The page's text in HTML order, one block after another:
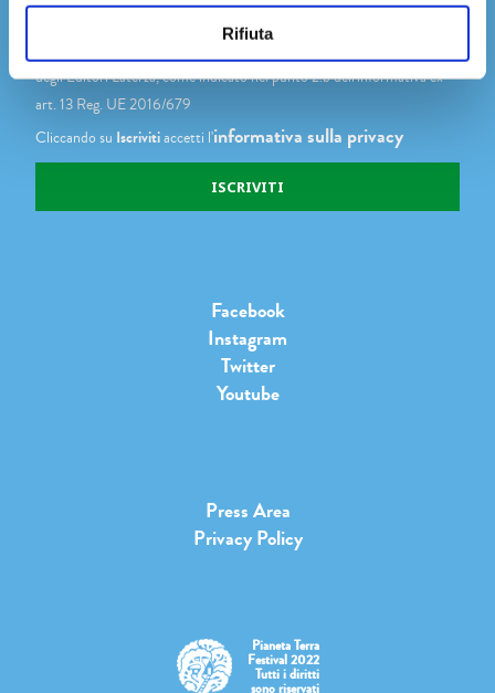
Rifiuta
Dichiaro di avere più di 14 anni
degli Editori Laterza, come indicato nel punto 2.b dell'informativa ex
art. 13 Reg. UE 2016/679
Cliccando su Iscrivitiaccetti l'informativa sulla privacy
Facebook
Instagram
Twitter
Youtube
Press Area
Privacy Policy
Pianeta Terra
Festival 2022
Tutti i diritti